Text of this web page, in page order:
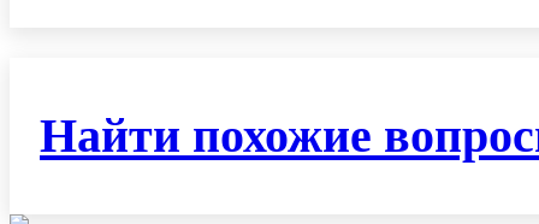
Найти похожие